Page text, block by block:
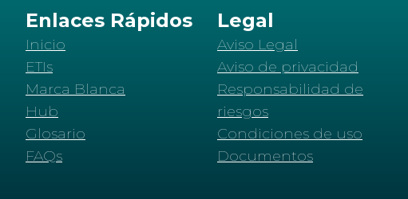
Enlaces Rápidos
Inicio
ETIs
Marca Blanca
Hub
Glosario
FAQs
Legal
Aviso Legal
Aviso de privacidad
Responsabilidad de
riesgos
Condiciones de uso
Documentos